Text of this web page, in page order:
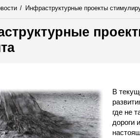
/ Инфраструктурные проекты
В
где не
дороги